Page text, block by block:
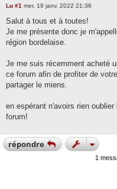
Lu #1 M
s
a
g
mer. 19 janv. 2022 21:36
Salut à tous et à toutes!
Je me présente donc je
région bordelaise.
Je me suis récemment acheté
ce forum afin de profiter de
partager le miens.
en espérant n'avoirs rien
forum!
répondre
1